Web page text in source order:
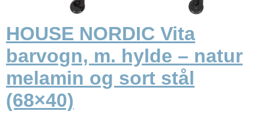
HOUSE NORDIC Vita
barvogn, m. hylde – natur
melamin og sort stål
(68×40)